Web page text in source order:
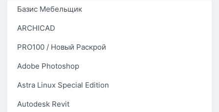
Базис Мебельщик
ARCHICAD
PRO100 / Новый Раскрой
Adobe Photoshop
Astra Linux Special Edition
Autodesk Revit